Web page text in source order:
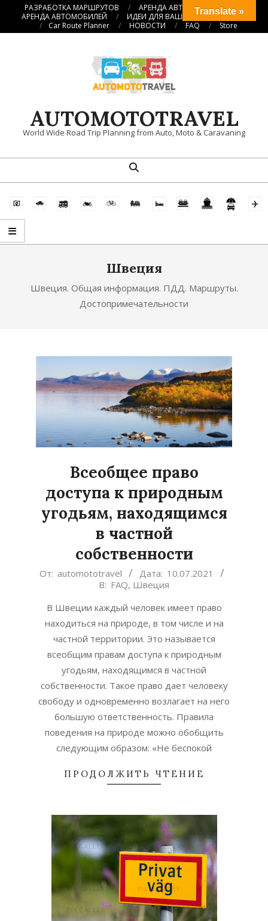
ПерейтиРАЗРАБОТКА МАРШРУТОВ
АРЕНДА АВТОКЕМПЕРОВ
АРЕНДА АВТОМОБИЛЕЙ
ИДЕИ ДЛЯ ВАШИХ ПУТЕШЕСТВИЙ
Car Route Planner
НОВОСТИ FAQ Store
AUTOMOTOTRAVEL
World Wide Road Trip Planning from Auto, Moto & Caravaning
навигационное
Поиск
Швеция
Швеция. Общая информация. ПДД. Маршруты.
Достопримечательности
Всеобщее право
доступа к природным
угодьям, находящимся
в частной
собственности
2021-
От: automototravel Дата: 10.07.2021
В: FAQ, Швеция
В Швеции каждый человек имеет право
находиться на природе, в том числе и на
частной территории. Это называется
всеобщим правам доступа к природным
угодьям, находящимся в частной
собственности. Такое право дает человеку
свободу и одновременно возлагает на него
большую ответственность. Правила
поведения на природе можно обобщить
следующим образом: «Не беспокой
ПРОДОЛЖИТЬ ЧТЕНИЕ
Translate »